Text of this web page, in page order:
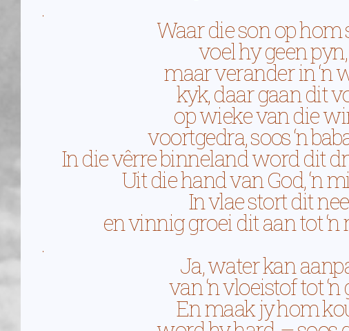
.
Waar die son op hom
voel hy geen pyn,
maar verander in ‘n
kyk, daar gaan dit
op wieke van die
voortgedra, soos ‘n
In die vêrre binneland word dit
Uit die hand van God, ‘n
In vlae stort dit
en vinnig groei dit aan tot ‘n
.
Ja, water kan
van ‘n vloeistof tot ‘n
En maak jy hom